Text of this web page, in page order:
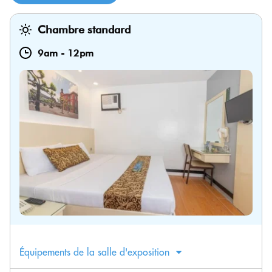
Chambre standard
9am - 12pm
Équipements de la salle d'exposition